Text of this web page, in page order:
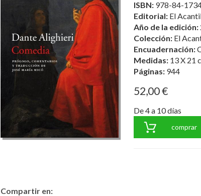
ISBN: 978-84-
Editorial: El
Año de la edición:
Colección: El
Encuadernación:
Medidas: 13 X 21
Páginas: 944
52,00 €
De 4 a 10 días
comprar
Compartir en: